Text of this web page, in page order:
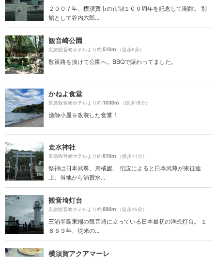
２００７年、横須賀市の市制１００周年を記念して開館。 別
館として谷内六郎...
観音崎公園
京急観音崎ホテルより約510m （徒歩9分）
散策路を抜けて公園へ。BBQで賑わってました。
かねよ食堂
京急観音崎ホテルより約1030m （徒歩18分）
漁師小屋を改装した食堂！
走水神社
京急観音崎ホテルより約610m （徒歩11分）
祭神は日本武尊、弟橘媛。 伝説によると日本武尊が東征途
上、当地から浦賀水...
観音埼灯台
京急観音崎ホテルより約890m （徒歩15分）
三浦半島東端の観音崎に立っている日本最初の洋式灯台。 １
８６９年、従来の...
横須賀アクアマーレ